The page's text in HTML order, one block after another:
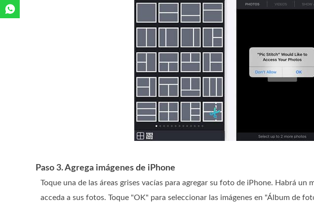
Paso 3. Agrega imágenes de iPhone
Toque una de las áreas grises vacías para agregar su foto de iPhone. Habrá
acceda a sus fotos. Toque "OK" para seleccionar las imágenes en "Álbum de